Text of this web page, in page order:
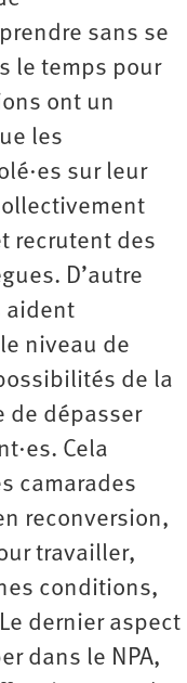
sans se
le temps pour
ont un
les
sur leur
recrutent des
D’autre
aident
niveau de
de la
de dépasser
Cela
camarades
reconversion,
travailler,
conditions,
dernier aspect
dans le NPA,